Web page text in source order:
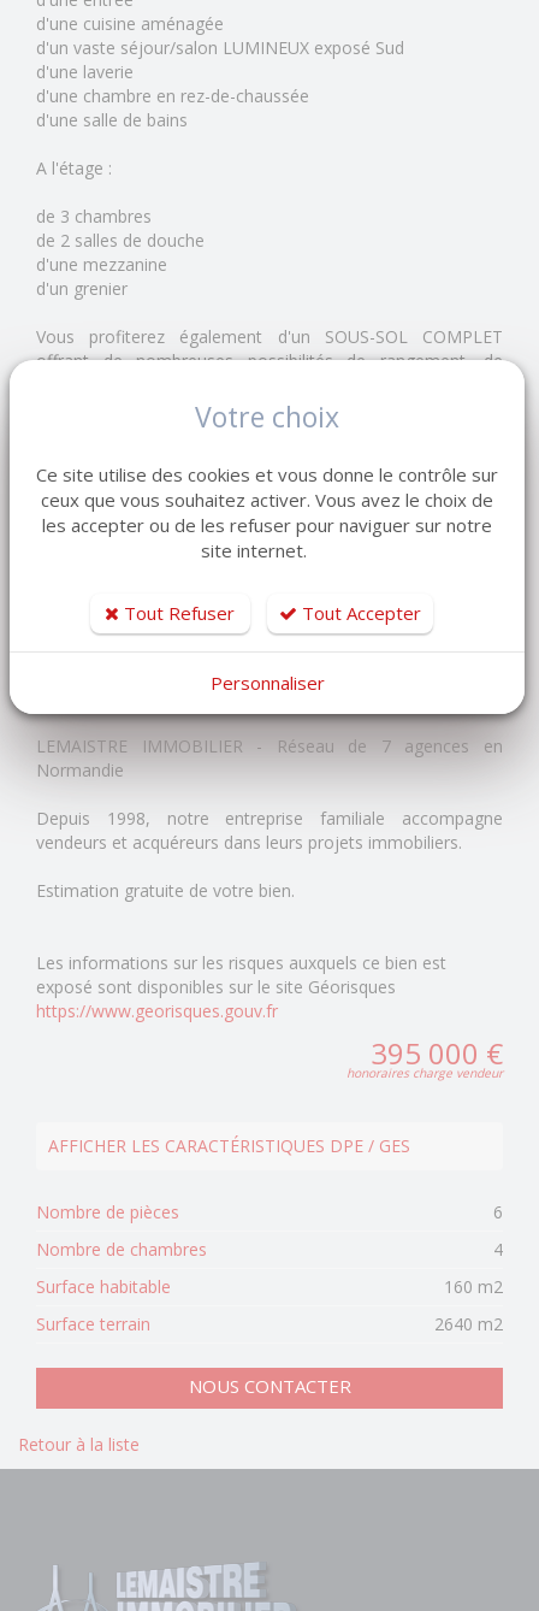
d'une cuisine aménagée
d'un vaste séjour/salon LUMINEUX exposé Sud
d'une laverie
d'une chambre en rez-de-chaussée
d'une salle de bains
A l'étage :
de 3 chambres
de 2 salles de douche
d'une mezzanine
d'un grenier
Vous profiterez également d'un SOUS-SOL COMPLET
offrant de nombreuses possibilités de rangement, de
jardin arboré d'environ 2 000 m², idéal pour profiter des
beaux jours en toute tranquillité.
VIE DE PLAIN-PIED
Secteur recherché - Centre-ville à pied - Grande parcelle -
Environnement calme
Terrain : environ 2 000 m²
Prix : 395000 euros
LEMAISTRE IMMOBILIER - Réseau de 7 agences en
Normandie
Depuis 1998, notre entreprise familiale accompagne
vendeurs et acquéreurs dans leurs projets immobiliers.
Estimation gratuite de votre bien.
Les informations sur les risques auxquels ce bien est
exposé sont disponibles sur le site Géorisques
https://www.georisques.gouv.fr
395 000 €
honoraires charge vendeur
AFFICHER LES CARACTÉRISTIQUES DPE / GES
Nombre de pièces
6
Nombre de chambres
4
Surface habitable
160 m2
Surface terrain
2640 m2
NOUS CONTACTER
Retour à la liste
Votre choix
Ce site utilise des cookies et vous donne le contrôle sur
ceux que vous souhaitez activer. Vous avez le choix de
les accepter ou de les refuser pour naviguer sur notre
site internet.
Tout Refuser Tout Accepter
Personnaliser